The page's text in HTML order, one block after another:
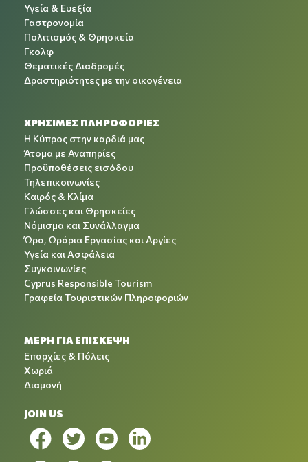
Υγεία & Ευεξία
Γαστρονομία
Πολιτισμός & Θρησκεία
Γκολφ
Θεματικές Διαδρομές
Δραστηριότητες με την οικογένεια
ΧΡΉΣΙΜΕΣ ΠΛΗΡΟΦΟΡΊΕΣ
Η Κύπρος στην καρδιά μας
Άτομα με Αναπηρίες
Προϋποθέσεις εισόδου
Τηλεπικοινωνίες
Καιρός & Κλίμα
Γλώσσες και Θρησκείες
Νόμισμα και Συνάλλαγμα
Ώρα, Ωράρια Εργασίας και Αργίες
Υγεία και Ασφάλεια
Συγκοινωνίες
Cyprus Responsible Tourism
Γραφεία Τουριστικών Πληροφοριών
ΜΕΡΗ ΓΙΑ ΕΠΙΣΚΕΨΗ
Επαρχίες & Πόλεις
Χωριά
Διαμονή
JOIN US